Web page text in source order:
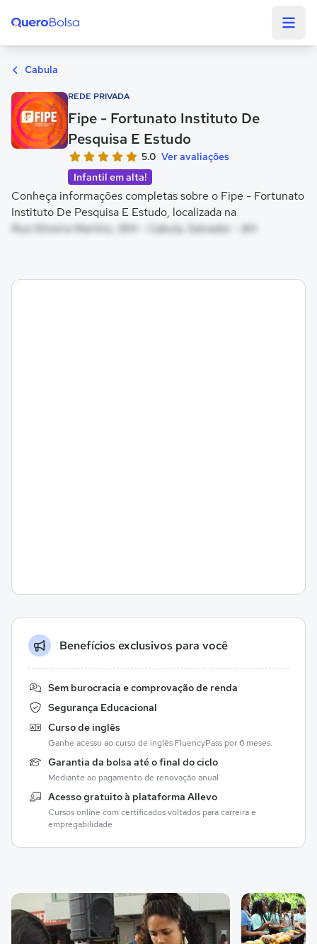
Cabula
REDE PRIVADA
Fipe - Fortunato Instituto De
Pesquisa E Estudo
5.0 Ver avaliações
Infantil em alta!
Conheça informações completas sobre o Fipe - Fortunato
Instituto De Pesquisa E Estudo, localizada na
Rua Silveira Martins, 384 - Cabula, Salvador - BA
Benefícios exclusivos para você
Sem burocracia e comprovação de renda
Segurança Educacional
Curso de inglês
Ganhe acesso ao curso de inglês FluencyPass por 6 meses.
Garantia da bolsa até o final do ciclo
Mediante ao pagamento de renovação anual
Acesso gratuito à plataforma Allevo
Cursos online com certificados voltados para carreira e
empregabilidade
Galeria de imagem